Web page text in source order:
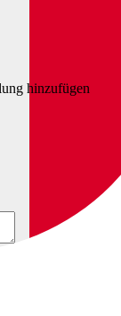
hinzufügen